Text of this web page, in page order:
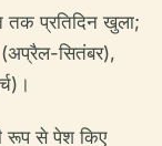
तक प्रतिदिन खुला;
सितंबर),
रूप से पेश किए